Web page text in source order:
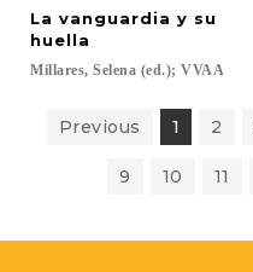
La vanguardia y su
huella
Millares, Selena (ed.); VVAA
Previous 1 2
9 10 11